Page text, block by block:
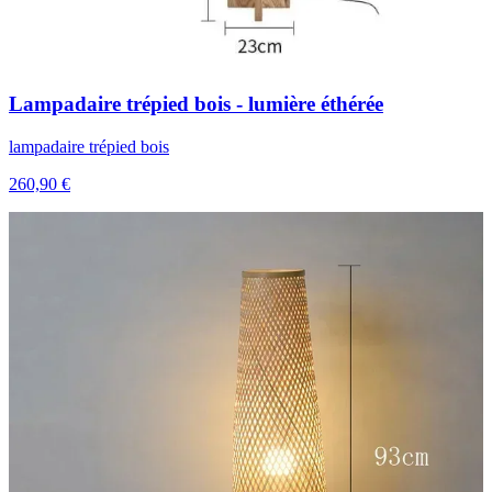
Lampadaire trépied bois - lumière éthérée
lampadaire trépied bois
260,90 €